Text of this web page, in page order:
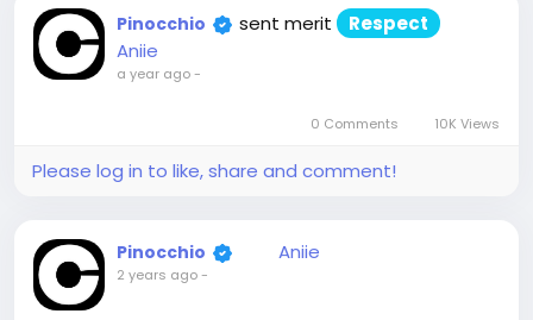
Pinocchio sent merit
Respect
Aniie
a year ago-
0 Comments 10K Views
Please log in to like, share and comment!
Pinocchio Aniie
2 years ago-